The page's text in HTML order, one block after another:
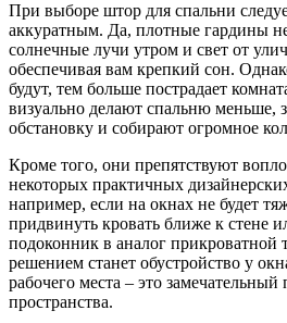
При выборе штор для спальни
аккуратным. Да, плотные гардины
солнечные лучи утром и свет от
обеспечивая вам крепкий сон.
будут, тем больше пострадает
визуально делают спальню меньше,
обстановку и собирают огромное
Кроме того, они препятствуют
некоторых практичных
например, если на окнах не будет
придвинуть кровать ближе к стене
подоконник в аналог
решением станет обустройство у
рабочего места – это
пространства.